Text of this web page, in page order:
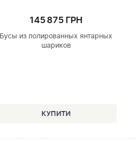
145 875 ГРН
Бусы из полированных янтарных
шариков